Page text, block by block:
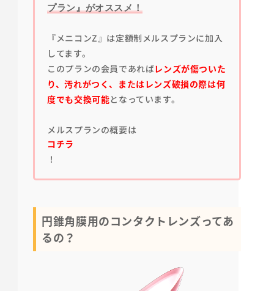
プラン』がオススメ！
『メニコンZ』は定額制メルスプランに加入
してます。
このプランの会員であればレンズが傷ついた
り、汚れがつく、またはレンズ破損の際は何
度でも交換可能となっています。
メルスプランの概要は
コチラ
！
円錐角膜用のコンタクトレンズってあ
るの？